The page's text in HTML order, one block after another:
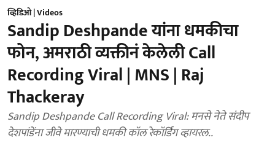
व्हिडिओ | Videos
Sandip Deshpande यांना धमकीचा
फोन, अमराठी व्यक्तीनं केलेली Call
Recording Viral | MNS | Raj
Thackeray
Sandip Deshpande Call Recording Viral: मनसे नेते संदीप
देशपांडेंना जीवे मारण्याची धमकी कॉल रेकॉर्डिंग व्हायरल..